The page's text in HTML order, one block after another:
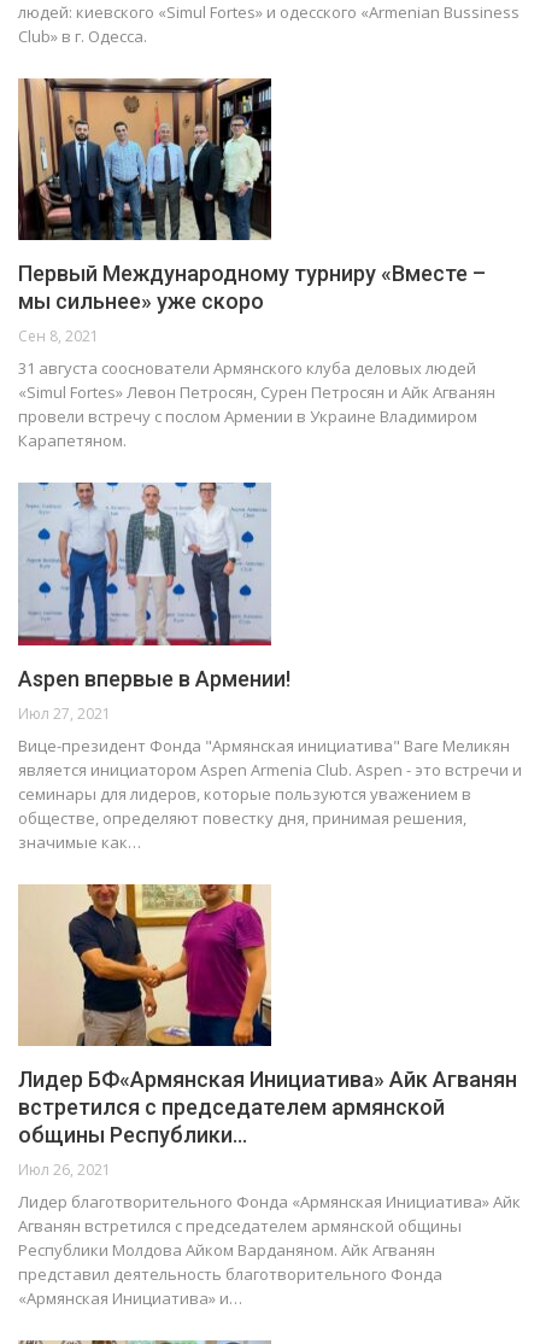
людей: киевского «Simul Fortes» и одесского «Armenian Bussiness
Club» в г. Одесса.
Первый Международному турниру «Вместе –
мы сильнее» уже скоро
Сен 8, 2021
31 августа сооснователи Армянского клуба деловых людей
«Simul Fortes» Левон Петросян, Сурен Петросян и Айк Агванян
провели встречу с послом Армении в Украине Владимиром
Карапетяном.
Aspen впервые в Армении!
Июл 27, 2021
Вице-президент Фонда "Армянская инициатива" Ваге Меликян
является инициатором Aspen Armenia Club. Aspen - это встречи и
семинары для лидеров, которые пользуются уважением в
обществе, определяют повестку дня, принимая решения,
значимые как…
Лидер БФ«Армянская Инициатива» Айк Агванян
встретился с председателем армянской
общины Республики…
Июл 26, 2021
Лидер благотворительного Фонда «Армянская Инициатива» Айк
Агванян встретился с председателем армянской общины
Республики Молдова Айком Варданяном. Айк Агванян
представил деятельность благотворительного Фонда
«Армянская Инициатива» и…